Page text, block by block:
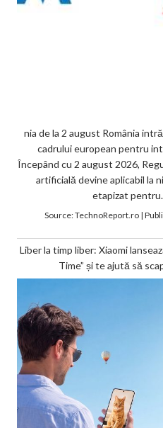
nia de la 2 august România
cadrului european pentru
Începând cu 2 august 2026,
artificială devine aplicabil la
etapizat
Source:TechnoReport.ro|
Liber la timp liber: Xiaomi
Time” și te ajută să